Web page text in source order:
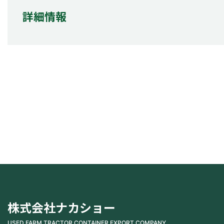
詳細情報
株式会社ナカショー